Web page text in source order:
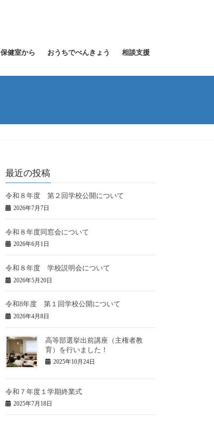
保健室から おうちでべんきょう 相談支援
最近の投稿
令和８年度 第２回学校公開について
2026年7月7日
令和８年度同窓会について
2026年6月1日
令和８年度 学校説明会について
2026年5月20日
令和8年度 第１回学校公開について
2026年4月8日
高等部選挙出前講座（主権者教
育）を行いました！
2025年10月24日
令和７年度１学期終業式
2025年7月18日